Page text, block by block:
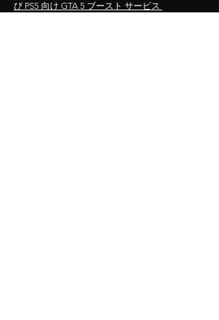
び PS5 向け GTA 5 ブースト サービス